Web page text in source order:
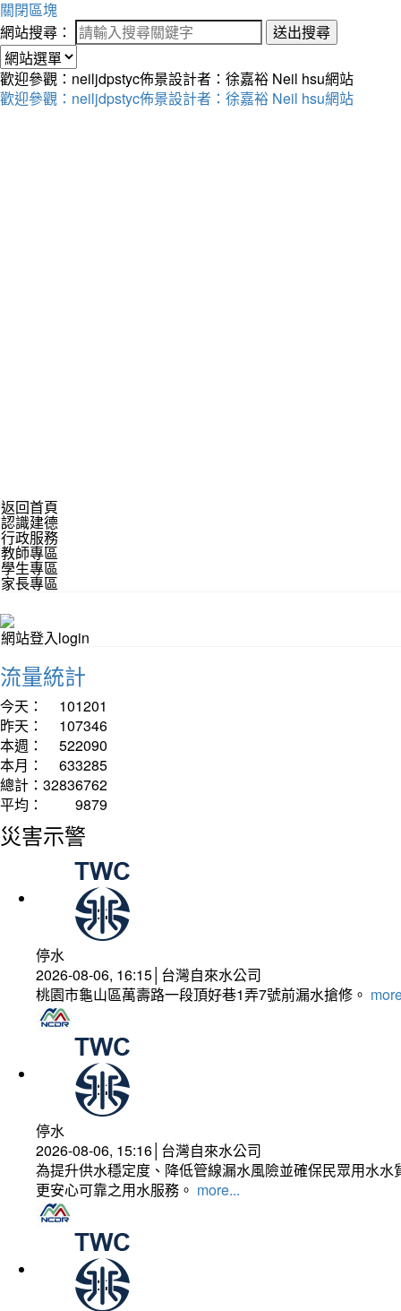
關閉區塊
網站搜尋：
送出搜尋
歡迎參觀：neiljdpstyc佈景設計者：徐嘉裕 Neil hsu網站
歡迎參觀：neiljdpstyc佈景設計者：徐嘉裕 Neil hsu網站
返回首頁
認識建德
行政服務
教師專區
學生專區
家長專區
網站登入login
流量統計
今天：
101201
昨天：
107346
本週：
522090
本月：
633285
總計： 32836762
平均：
9879
災害示警
停水
2026-08-06, 16:15│台灣自來水公司
桃園市龜山區萬壽路一段頂好巷1弄7號前漏水搶修。
停水
2026-08-06, 15:16│台灣自來水公司
為提升供水穩定度、降低管線漏水風險並確保民眾用水
更安心可靠之用水服務。 more...